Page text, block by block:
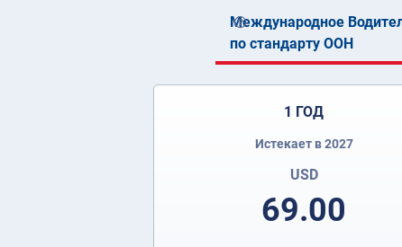
Международное
по стандарту ООН
1 ГОД
Истекает в 2027
USD
69.00